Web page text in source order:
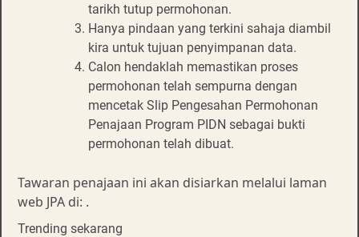
tarikh tutup permohonan.
Hanya pindaan yang terkini sahaja diambil
kira untuk tujuan penyimpanan data.
Calon hendaklah memastikan proses
permohonan telah sempurna dengan
mencetak Slip Pengesahan Permohonan
Penajaan Program PIDN sebagai bukti
permohonan telah dibuat.
Tawaran penajaan ini akan disiarkan melalui laman
web JPA di: .
Trending sekarang